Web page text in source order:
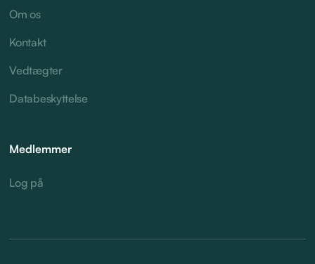
Om os
Kontakt
Vedtægter
Databeskyttelse
Medlemmer
Log på